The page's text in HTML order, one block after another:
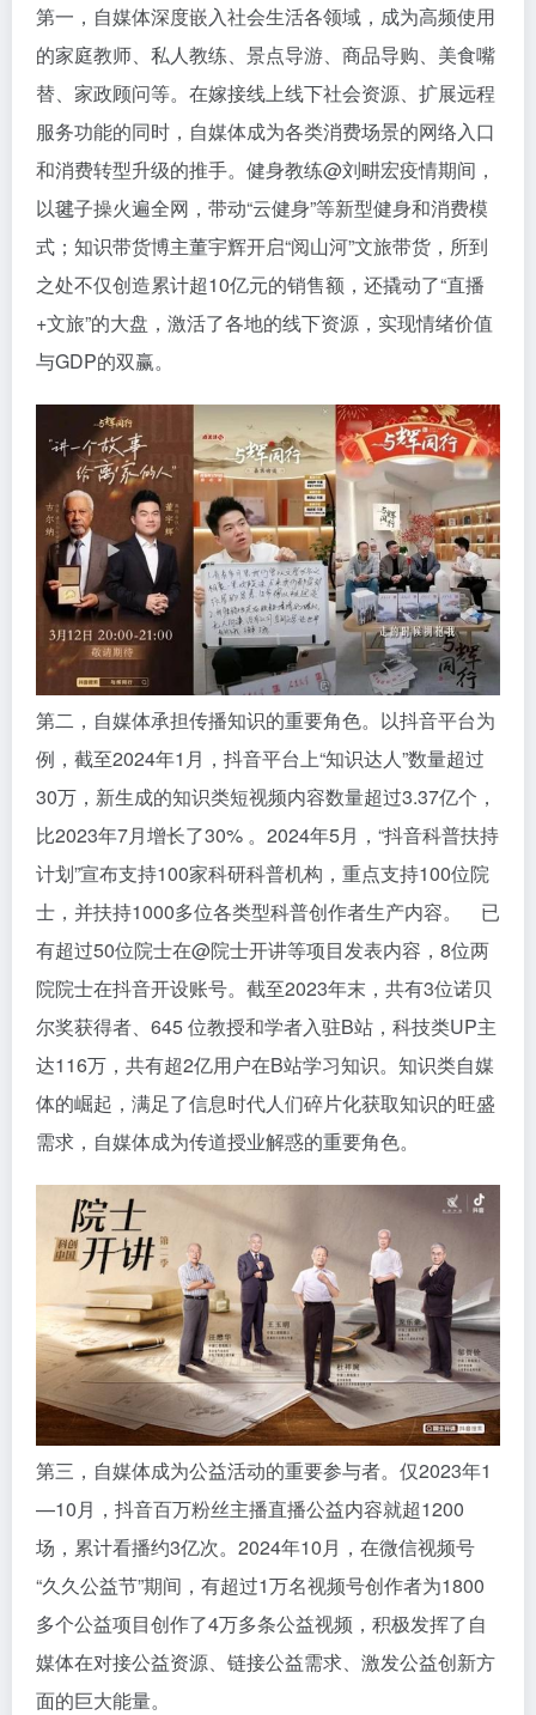
第一，自媒体深度嵌入社会生活各领域，成为高频使用
的家庭教师、私人教练、景点导游、商品导购、美食嘴
替、家政顾问等。在嫁接线上线下社会资源、扩展远程
服务功能的同时，自媒体成为各类消费场景的网络入口
和消费转型升级的推手。健身教练@刘畊宏疫情期间，
以毽子操火遍全网，带动“云健身”等新型健身和消费模
式；知识带货博主董宇辉开启“阅山河”文旅带货，所到
之处不仅创造累计超10亿元的销售额，还撬动了“直播
+文旅”的大盘，激活了各地的线下资源，实现情绪价值
与GDP的双赢。
第二，自媒体承担传播知识的重要角色。以抖音平台为
例，截至2024年1月，抖音平台上“知识达人”数量超过
30万，新生成的知识类短视频内容数量超过3.37亿个，
比2023年7月增长了30% 。2024年5月，“抖音科普扶持
计划”宣布支持100家科研科普机构，重点支持100位院
士，并扶持1000多位各类型科普创作者生产内容。 已
有超过50位院士在@院士开讲等项目发表内容，8位两
院院士在抖音开设账号。截至2023年末，共有3位诺贝
尔奖获得者、645 位教授和学者入驻B站，科技类UP主
达116万，共有超2亿用户在B站学习知识。知识类自媒
体的崛起，满足了信息时代人们碎片化获取知识的旺盛
需求，自媒体成为传道授业解惑的重要角色。
第三，自媒体成为公益活动的重要参与者。仅2023年1
—10月，抖音百万粉丝主播直播公益内容就超1200
场，累计看播约3亿次。2024年10月，在微信视频号
“久久公益节”期间，有超过1万名视频号创作者为1800
多个公益项目创作了4万多条公益视频，积极发挥了自
媒体在对接公益资源、链接公益需求、激发公益创新方
面的巨大能量。